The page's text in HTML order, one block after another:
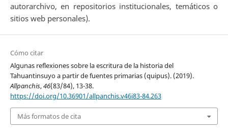
autorarchivo, en repositorios institucionales, temáticos o
sitios web personales).
Cómo citar
Algunas reflexiones sobre la escritura de la historia del
Tahuantinsuyo a partir de fuentes primarias (quipus). (2019).
Allpanchis,46(83/84), 13-38.
https://doi.org/10.36901/allpanchis.v46i83-84.263
Más formatos de cita